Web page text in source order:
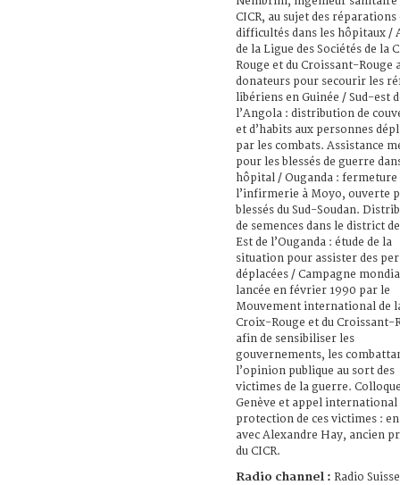
CICR, au sujet des réparations
difficultés dans les hôpitaux /
de la Ligue des Sociétés de la
Rouge et du Croissant-Rouge
donateurs pour secourir les
libériens en Guinée / Sud-est
l’Angola : distribution de
et d’habits aux personnes
par les combats. Assistance
pour les blessés de guerre
hôpital / Ouganda : fermeture
l’infirmerie à Moyo, ouverte
blessés du Sud-Soudan.
de semences dans le district
Est de l’Ouganda : étude de la
situation pour assister des
déplacées / Campagne
lancée en février 1990 par le
Mouvement international de
Croix-Rouge et du Croissant-
afin de sensibiliser les
gouvernements, les
l’opinion publique au sort des
victimes de la guerre.
Genève et appel international
protection de ces victimes :
avec Alexandre Hay, ancien
du CICR.
Radio channel : Radio Suisse